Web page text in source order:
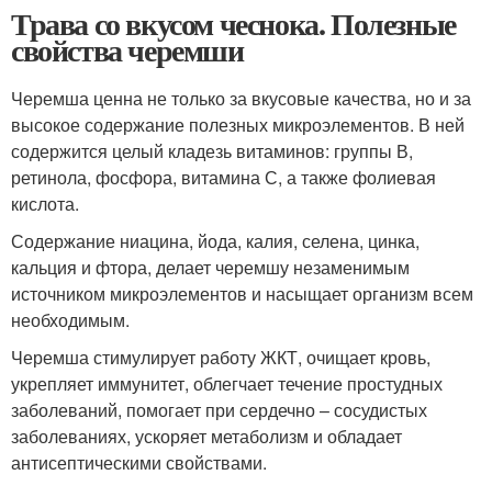
Трава со вкусом чеснока. Полезные
свойства черемши
Черемша ценна не только за вкусовые качества, но и за
высокое содержание полезных микроэлементов. В ней
содержится целый кладезь витаминов: группы В,
ретинола, фосфора, витамина С, а также фолиевая
кислота.
Содержание ниацина, йода, калия, селена, цинка,
кальция и фтора, делает черемшу незаменимым
источником микроэлементов и насыщает организм всем
необходимым.
Черемша стимулирует работу ЖКТ, очищает кровь,
укрепляет иммунитет, облегчает течение простудных
заболеваний, помогает при сердечно – сосудистых
заболеваниях, ускоряет метаболизм и обладает
антисептическими свойствами.